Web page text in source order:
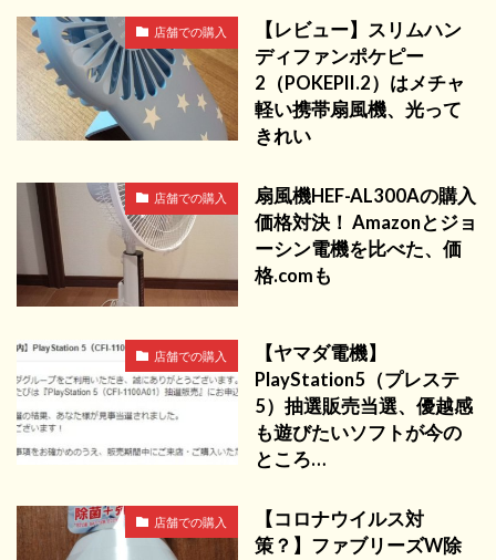
店舗での購入
【レビュー】スリムハン
ディファンポケピー
2（POKEPII.2）はメチャ
軽い携帯扇風機、光って
きれい
店舗での購入
扇風機HEF-AL300Aの購入
価格対決！ Amazonとジョ
ーシン電機を比べた、価
格.comも
店舗での購入
【ヤマダ電機】
PlayStation5（プレステ
5）抽選販売当選、優越感
も遊びたいソフトが今の
ところ…
店舗での購入
【コロナウイルス対
策？】ファブリーズW除